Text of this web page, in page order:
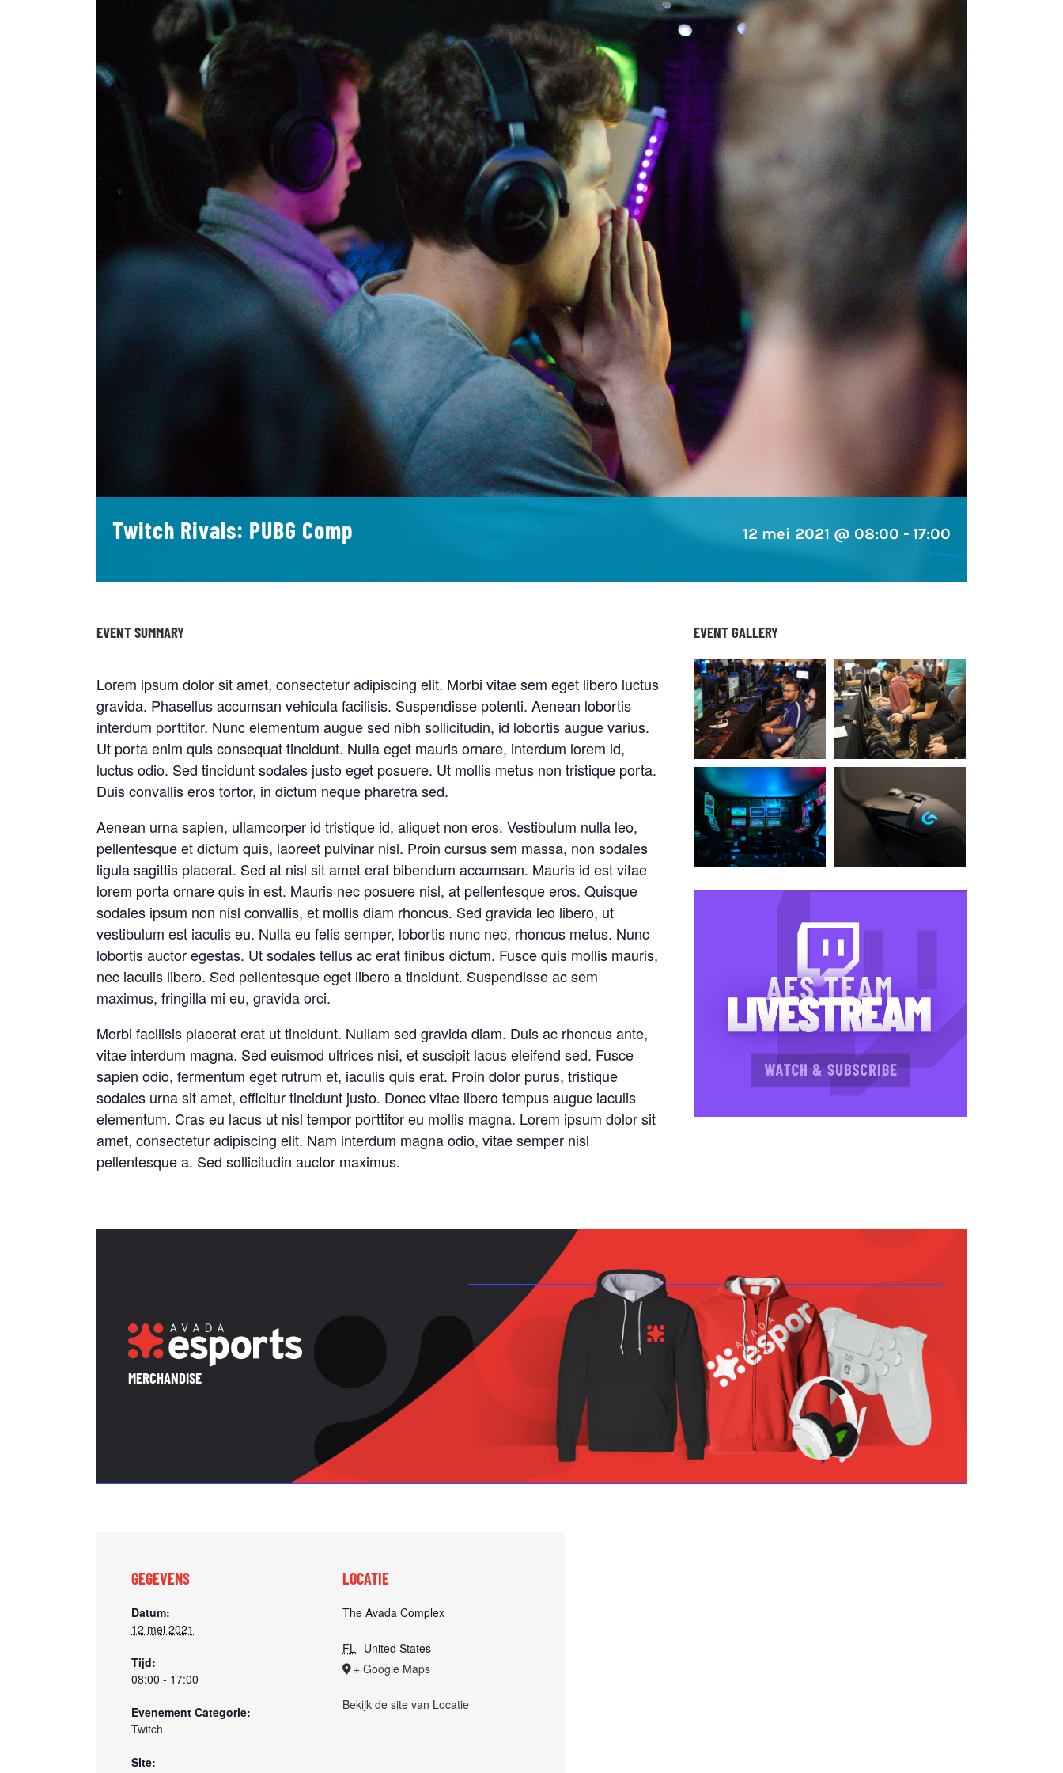
Twitch Rivals: PUBG Comp 12 mei 2021 @ 08:00 - 17:00
EVENT SUMMARY
Lorem ipsum dolor sit amet, consectetur adipiscing elit. Morbi vitae sem eget libero luctus
gravida. Phasellus accumsan vehicula facilisis. Suspendisse potenti. Aenean lobortis
interdum porttitor. Nunc elementum augue sed nibh sollicitudin, id lobortis augue varius.
Ut porta enim quis consequat tincidunt. Nulla eget mauris ornare, interdum lorem id,
luctus odio. Sed tincidunt sodales justo eget posuere. Ut mollis metus non tristique porta.
Duis convallis eros tortor, in dictum neque pharetra sed.
Aenean urna sapien, ullamcorper id tristique id, aliquet non eros. Vestibulum nulla leo,
pellentesque et dictum quis, laoreet pulvinar nisl. Proin cursus sem massa, non sodales
ligula sagittis placerat. Sed at nisl sit amet erat bibendum accumsan. Mauris id est vitae
lorem porta ornare quis in est. Mauris nec posuere nisl, at pellentesque eros. Quisque
sodales ipsum non nisl convallis, et mollis diam rhoncus. Sed gravida leo libero, ut
vestibulum est iaculis eu. Nulla eu felis semper, lobortis nunc nec, rhoncus metus. Nunc
lobortis auctor egestas. Ut sodales tellus ac erat finibus dictum. Fusce quis mollis mauris,
nec iaculis libero. Sed pellentesque eget libero a tincidunt. Suspendisse ac sem
maximus, fringilla mi eu, gravida orci.
Morbi facilisis placerat erat ut tincidunt. Nullam sed gravida diam. Duis ac rhoncus ante,
vitae interdum magna. Sed euismod ultrices nisi, et suscipit lacus eleifend sed. Fusce
sapien odio, fermentum eget rutrum et, iaculis quis erat. Proin dolor purus, tristique
sodales urna sit amet, efficitur tincidunt justo. Donec vitae libero tempus augue iaculis
elementum. Cras eu lacus ut nisl tempor porttitor eu mollis magna. Lorem ipsum dolor sit
amet, consectetur adipiscing elit. Nam interdum magna odio, vitae semper nisl
pellentesque a. Sed sollicitudin auctor maximus.
EVENT GALLERY
MERCHANDISE
GEGEVENS
Datum:
12 mei 2021
Tijd:
08:00 - 17:00
Evenement Categorie:
Twitch
Site:
LOCATIE
The Avada Complex
FL United States
+ Google Maps
Bekijk de site van Locatie